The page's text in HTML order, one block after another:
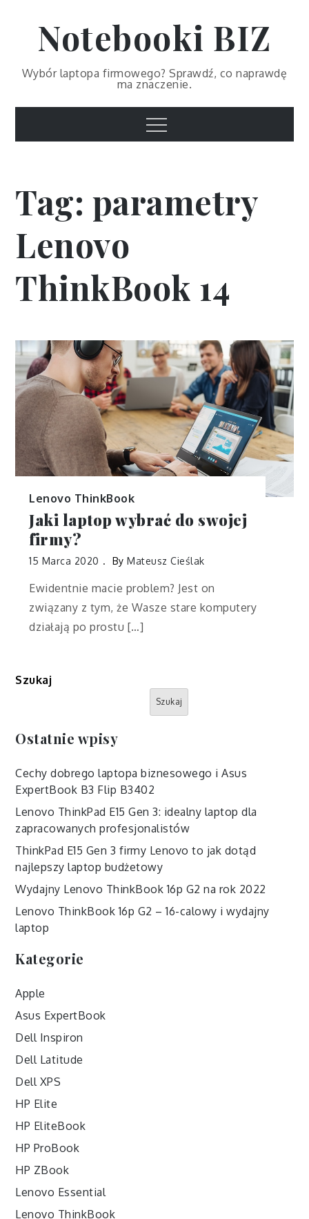
Notebooki BIZ
Wybór laptopa firmowego? Sprawdź, co naprawdę
ma znaczenie.
Menu
Tag: parametry
Lenovo
ThinkBook 14
Lenovo ThinkBook
Jaki laptop wybrać do swojej
firmy?
15 Marca 2020 ByMateusz Cieślak
Ewidentnie macie problem? Jest on
związany z tym, że Wasze stare komputery
działają po prostu […]
Szukaj
Szukaj
Ostatnie wpisy
Cechy dobrego laptopa biznesowego i Asus
ExpertBook B3 Flip B3402
Lenovo ThinkPad E15 Gen 3: idealny laptop dla
zapracowanych profesjonalistów
ThinkPad E15 Gen 3 firmy Lenovo to jak dotąd
najlepszy laptop budżetowy
Wydajny Lenovo ThinkBook 16p G2 na rok 2022
Lenovo ThinkBook 16p G2 – 16-calowy i wydajny
laptop
Kategorie
Apple
Asus ExpertBook
Dell Inspiron
Dell Latitude
Dell XPS
HP Elite
HP EliteBook
HP ProBook
HP ZBook
Lenovo Essential
Lenovo ThinkBook